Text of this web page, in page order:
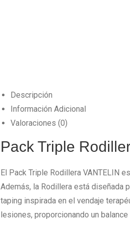
Descripción
Información Adicional
Valoraciones (0)
Pack Triple
El Pack Triple Rodillera VANTELIN
Además, la Rodillera está diseñada
taping inspirada en el vendaje
lesiones, proporcionando un